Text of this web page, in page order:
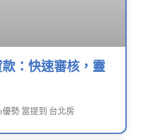
：快速審核，靈
勢 當提到 台北房